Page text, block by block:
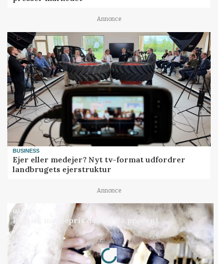
Annonce
BUSINESS
Ejer eller medejer? Nyt tv-format udfordrer
landbrugets ejerstruktur
Annonce
MARKED
Russisk mælkepris dykker 23 procent
Annonce
Loading...